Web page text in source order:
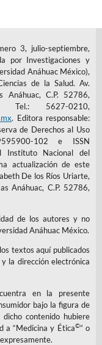
3, julio-septiembre,
por Investigaciones y
Anáhuac México),
de la Salud. Av.
Anáhuac, C.P. 52786,
Tel.: 5627-0210,
. Editora responsable:
de Derechos al Uso
102 e ISSN
Instituto Nacional del
actualización de este
De los Ríos Uriarte,
Anáhuac, C.P. 52786,
de los autores y no
Anáhuac México.
textos aquí publicados
la dirección electrónica
en la presente
bajo la figura de
contenido hubiere
a “Medicina y Ética©” o